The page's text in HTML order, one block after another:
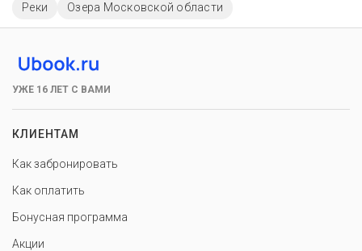
Реки Озера Московской области
УЖЕ 16 ЛЕТ С ВАМИ
КЛИЕНТАМ
Как забронировать
Как оплатить
Бонусная программа
Акции